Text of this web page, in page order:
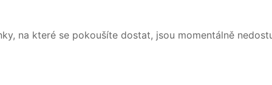
na které se pokoušíte dostat, jsou momentálně